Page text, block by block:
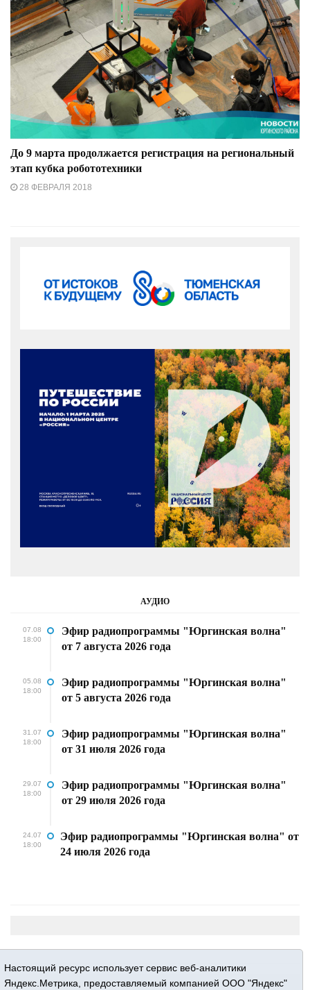
До 9 марта продолжается регистрация на региональный
этап кубка робототехники
28 ФЕВРАЛЯ 2018
АУДИО
07.08
18:00
Эфир радиопрограммы "Юргинская волна"
от 7 августа 2026 года
05.08
18:00
Эфир радиопрограммы "Юргинская волна"
от 5 августа 2026 года
31.07
18:00
Эфир радиопрограммы "Юргинская волна"
от 31 июля 2026 года
29.07
18:00
Эфир радиопрограммы "Юргинская волна"
от 29 июля 2026 года
24.07
18:00
Эфир радиопрограммы "Юргинская волна" от
24 июля 2026 года
Настоящий ресурс использует сервис веб-аналитики
Яндекс.Метрика, предоставляемый компанией ООО "Яндекс"